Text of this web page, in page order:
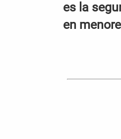
es la
en